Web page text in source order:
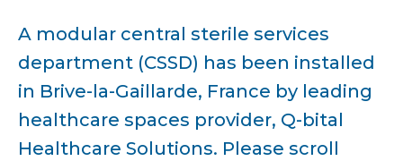
A modular central sterile services
department (CSSD) has been installed
in Brive-la-Gaillarde, France by leading
healthcare spaces provider, Q-bital
Healthcare Solutions. Please scroll